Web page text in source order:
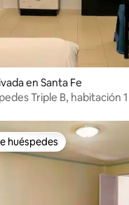
en Santa Fe
Triple B, habitación 1
huéspedes
huéspedes